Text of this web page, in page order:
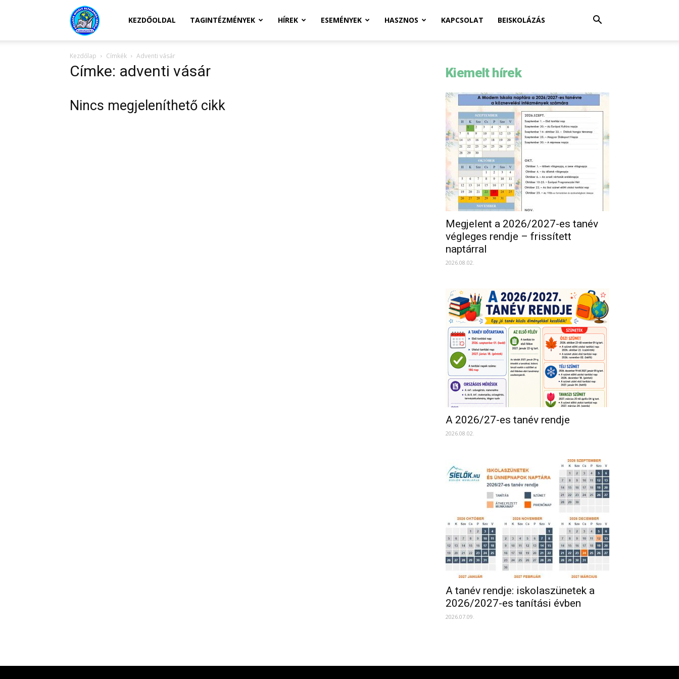
Kazincbarcikai
Pollack
Mihály
KEZDŐOLDAL TAGINTÉZMÉNYEK HÍREK ESEMÉNYEK HASZNOS KAPCSOLAT BEISKOLÁZÁS
Kezdőlap Címkék Adventi vásár
Címke: adventi vásár
Nincs megjeleníthető cikk
Kiemelt hírek
Megjelent a 2026/2027-es tanév
végleges rendje – frissített
naptárral
2026.08.02.
A 2026/27-es tanév rendje
2026.08.02.
A tanév rendje: iskolaszünetek a
2026/2027-es tanítási évben
2026.07.09.